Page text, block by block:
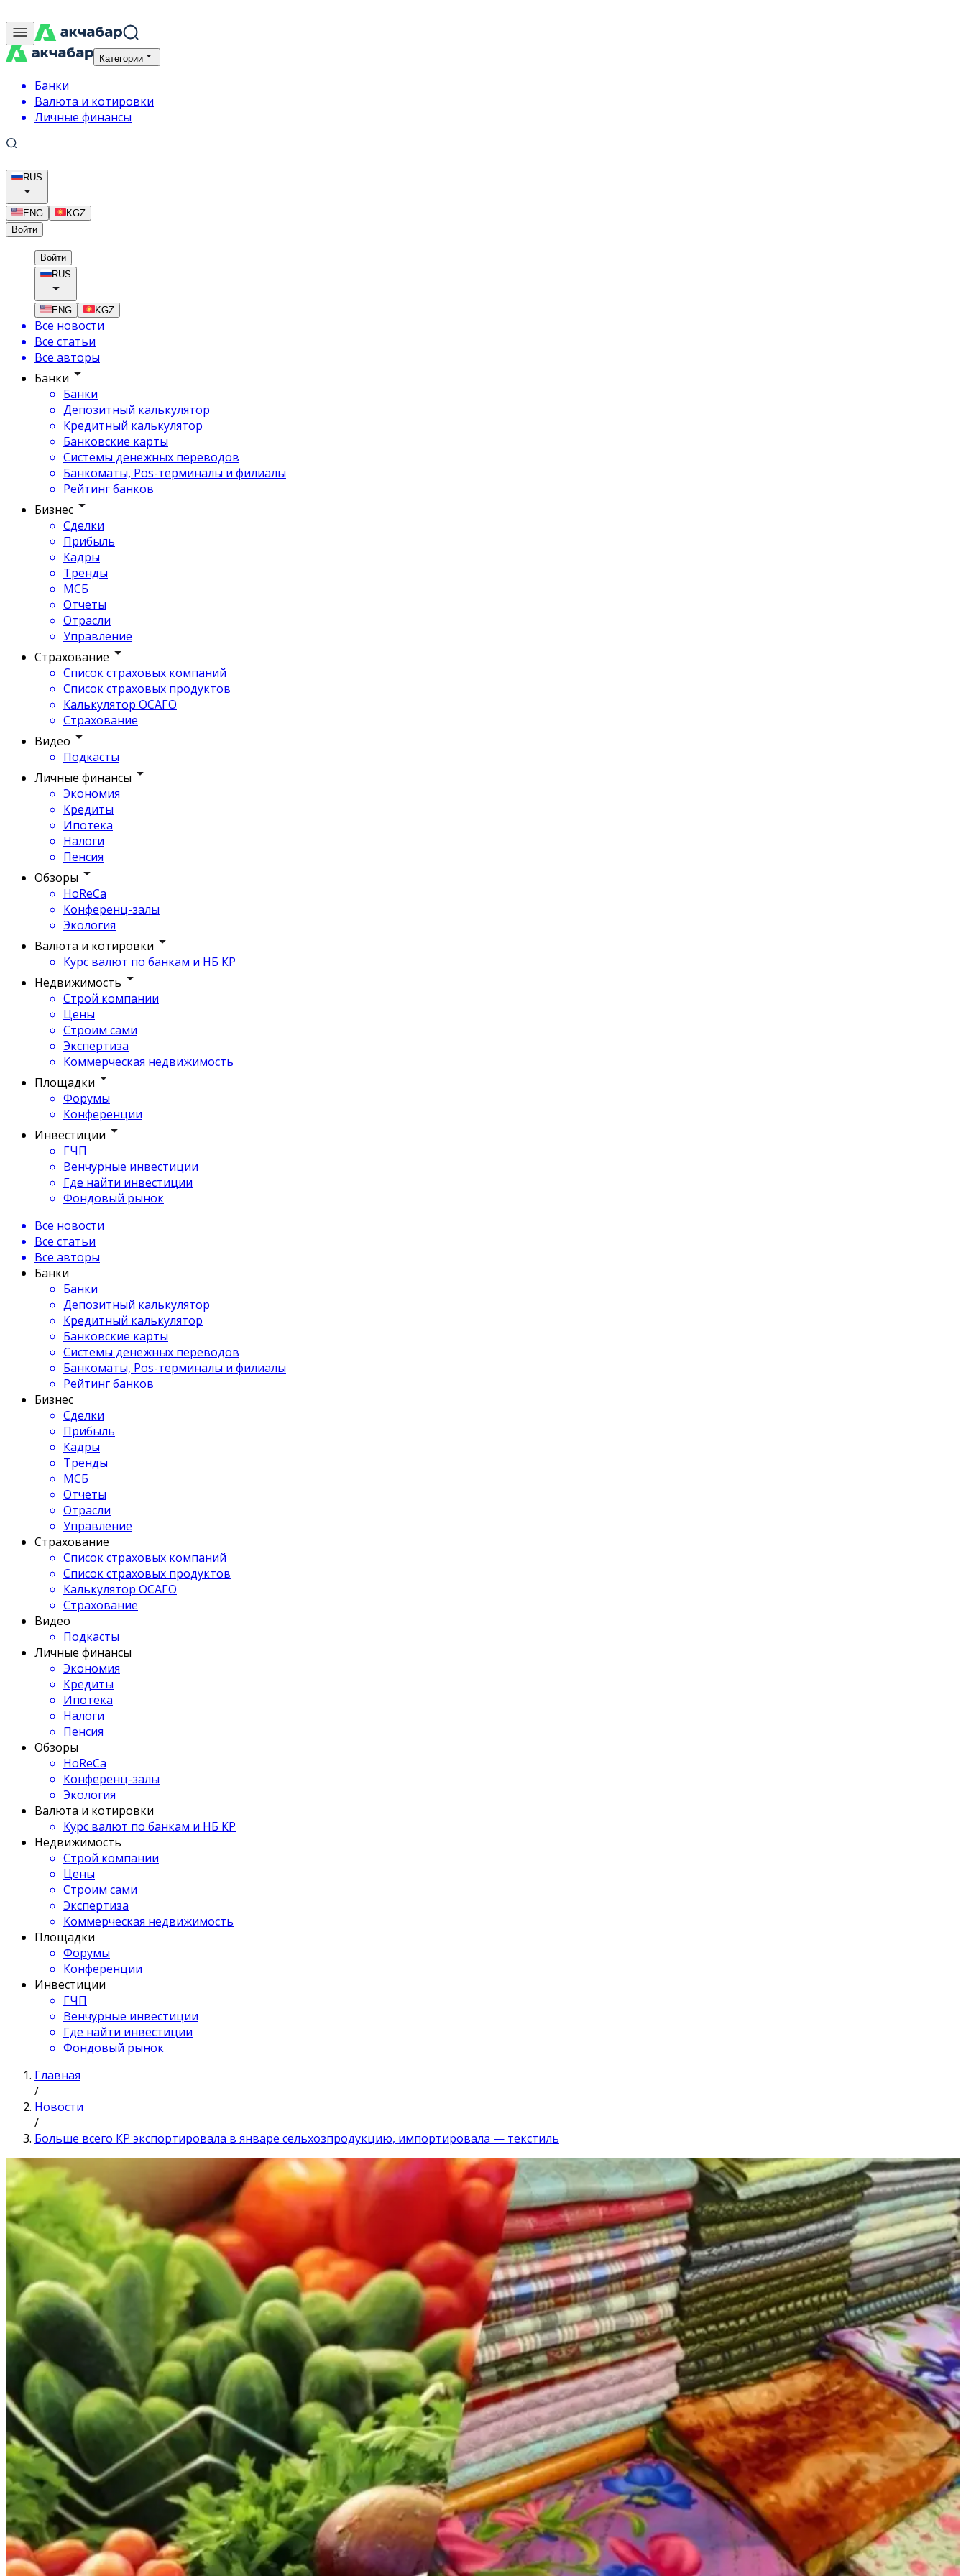
Категории
Банки
Валюта и котировки
Личные финансы
RUS
ENG
KGZ
Войти
Войти
RUS
ENG KGZ
Все новости
Все статьи
Все авторы
Банки
Банки
Депозитный калькулятор
Кредитный калькулятор
Банковские карты
Системы денежных переводов
Банкоматы, Pos-терминалы и филиалы
Рейтинг банков
Бизнес
Сделки
Прибыль
Кадры
Тренды
МСБ
Отчеты
Отрасли
Управление
Страхование
Список страховых компаний
Список страховых продуктов
Калькулятор ОСАГО
Страхование
Видео
Подкасты
Личные финансы
Экономия
Кредиты
Ипотека
Налоги
Пенсия
Обзоры
HoReCa
Конференц-залы
Экология
Валюта и котировки
Курс валют по банкам и НБ КР
Недвижимость
Строй компании
Цены
Строим сами
Экспертиза
Коммерческая недвижимость
Площадки
Форумы
Конференции
Инвестиции
ГЧП
Венчурные инвестиции
Где найти инвестиции
Фондовый рынок
Все новости
Все статьи
Все авторы
Банки
Банки
Депозитный калькулятор
Кредитный калькулятор
Банковские карты
Системы денежных переводов
Банкоматы, Pos-терминалы и филиалы
Рейтинг банков
Бизнес
Сделки
Прибыль
Кадры
Тренды
МСБ
Отчеты
Отрасли
Управление
Страхование
Список страховых компаний
Список страховых продуктов
Калькулятор ОСАГО
Страхование
Видео
Подкасты
Личные финансы
Экономия
Кредиты
Ипотека
Налоги
Пенсия
Обзоры
HoReCa
Конференц-залы
Экология
Валюта и котировки
Курс валют по банкам и НБ КР
Недвижимость
Строй компании
Цены
Строим сами
Экспертиза
Коммерческая недвижимость
Площадки
Форумы
Конференции
Инвестиции
ГЧП
Венчурные инвестиции
Где найти инвестиции
Фондовый рынок
Главная
/
Новости
/
Больше всего КР экспортировала в январе сельхозпродукцию, импортировала — текстиль